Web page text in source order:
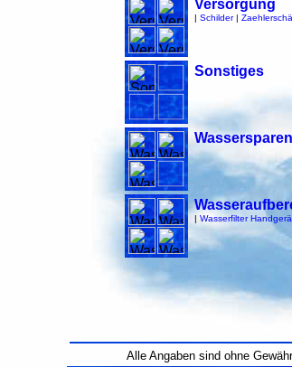
Versorgung
| Schilder|
Sonstiges
| Wasserfilter
Alle Angaben sind ohne